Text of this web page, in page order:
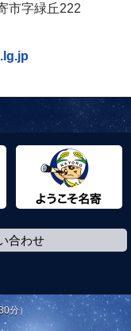
市字緑丘222
合わせ
分）